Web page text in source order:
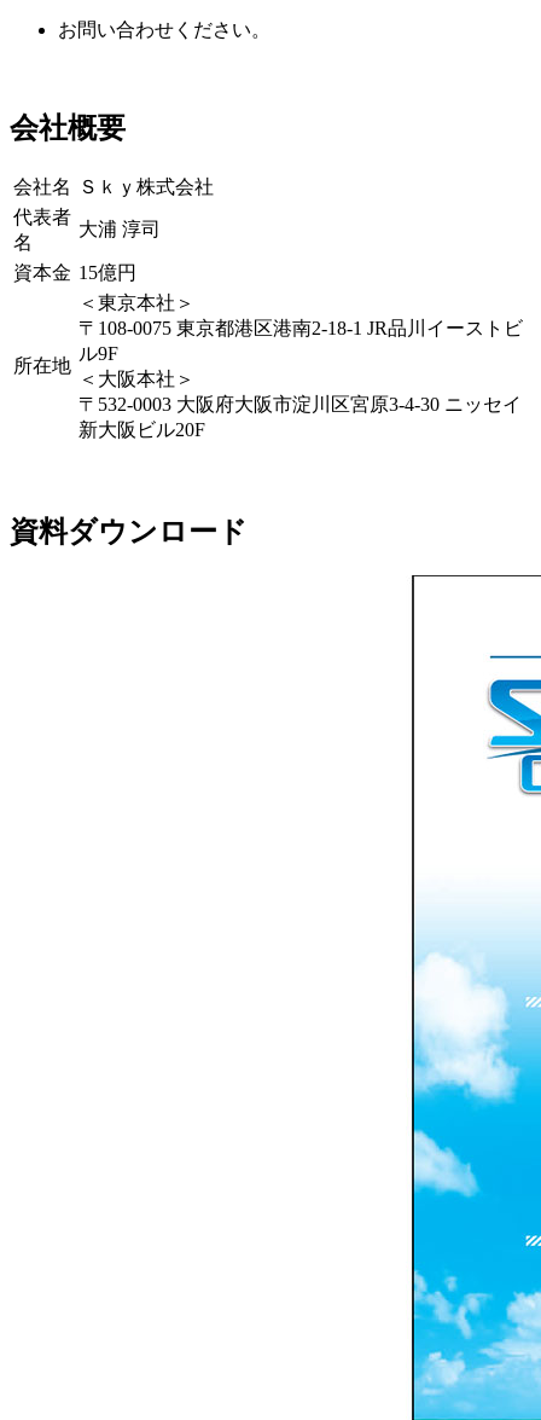
お問い合わせください。
会社概要
会社名
Ｓｋｙ株式会社
代表者
名
大浦 淳司
資本金 15億円
所在地
＜東京本社＞
〒108-0075 東京都港区港南2-18-1 JR品川イーストビ
ル9F
＜大阪本社＞
〒532-0003 大阪府大阪市淀川区宮原3-4-30 ニッセイ
新大阪ビル20F
資料ダウンロード